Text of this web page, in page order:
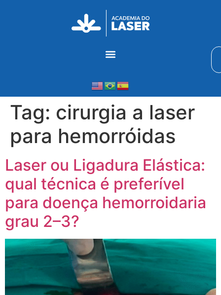
Tag: cirurgia a laser
para hemorróidas
Laser ou Ligadura Elástica:
qual técnica é preferível
para doença hemorroidaria
grau 2–3?